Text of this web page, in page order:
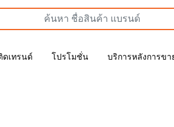
ดเทรนด์ โปรโมชั่น บริการหลังการขา